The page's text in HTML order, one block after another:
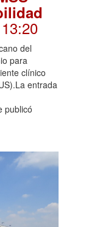
del
para
clínico
entrada
publicó